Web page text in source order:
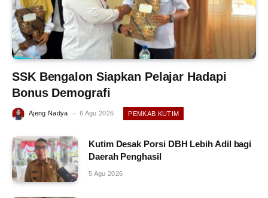
SSK Bengalon Siapkan Pelajar Hadapi
Bonus Demografi
Ajeng Nadya 6 Agu 2026 PEMKAB KUTIM
Kutim Desak Porsi DBH Lebih Adil bagi
Daerah Penghasil
5 Agu 2026